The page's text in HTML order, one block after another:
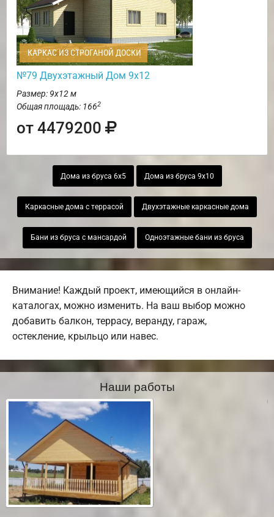
КАРКАС ИЗ СТРОГАНОЙ ДОСКИ
№79 Двухэтажный Дом 9х12
Размер: 9х12 м
Общая площадь: 1662
от 4479200
Дома из бруса 6х5 Дома из бруса 9х10
Каркасные дома с террасой Двухэтажные каркасные дома
Бани из бруса с мансардой Одноэтажные бани из бруса
Внимание! Каждый проект, имеющийся в онлайн-
каталогах, можно изменить. На ваш выбор можно
добавить балкон, террасу, веранду, гараж,
остекление, крыльцо или навес.
Наши работы